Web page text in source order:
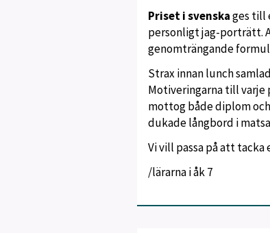
Priset i svenskages till
personligt jag-porträtt.
genomträngande
Strax innan lunch
Motiveringarna till varje
mottog både diplom
dukade långbord i
Vi vill passa på att
/lärarna i åk 7